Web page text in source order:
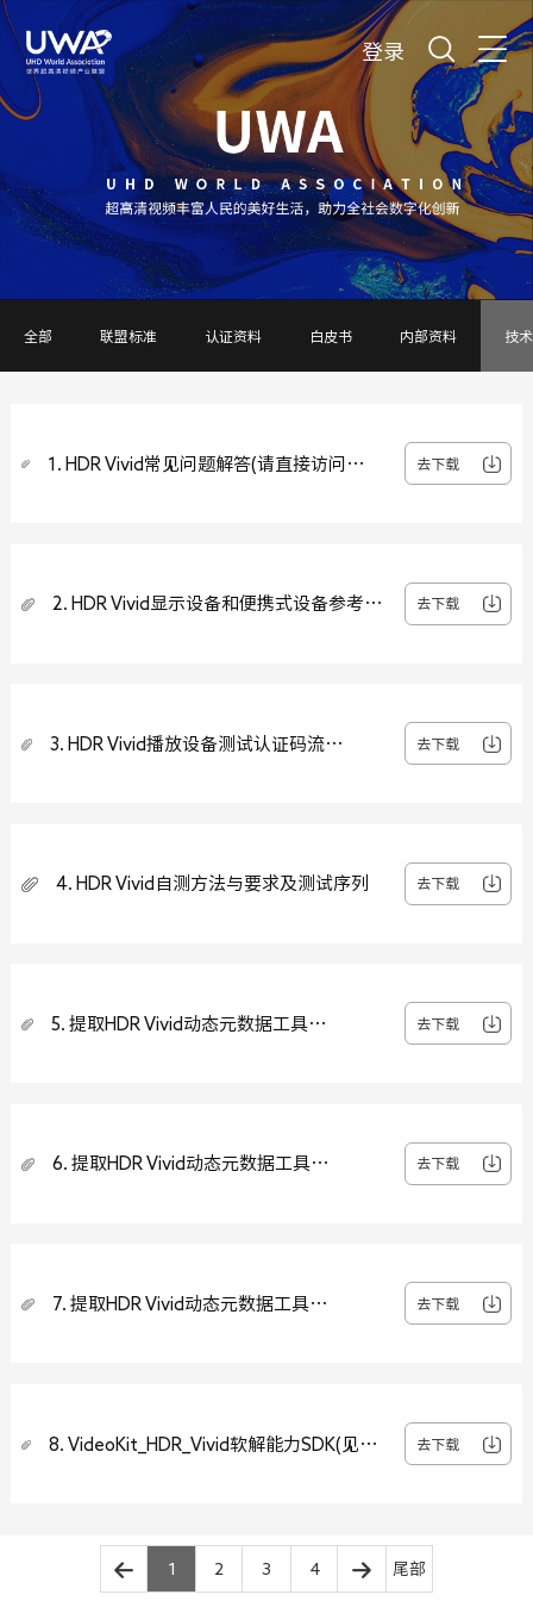
登录
全部 联盟标准 认证资料 白皮书 内部资料 技
1. HDR Vivid常见问题解答(请直接访问
去下载
2. HDR Vivid显示设备和便携式设备参考测
去下载
3. HDR Vivid播放设备测试认证码流
去下载
4. HDR Vivid自测方法与要求及测试序列 去下载
5. 提取HDR Vivid动态元数据工具
去下载
6. 提取HDR Vivid动态元数据工具
去下载
7. 提取HDR Vivid动态元数据工具
去下载
8. VideoKit_HDR_Vivid软解能力SDK(见
去下载
1 2 3 4 尾部